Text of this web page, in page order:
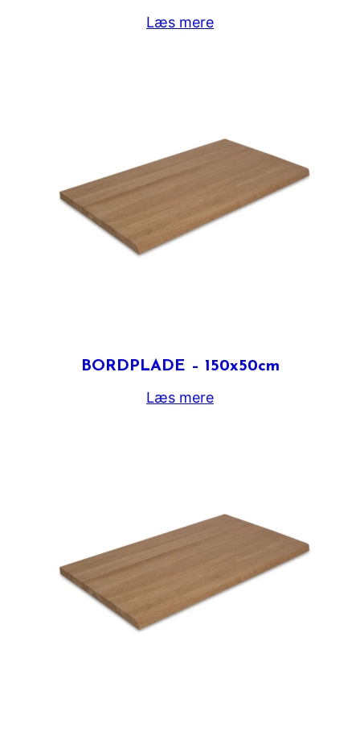
Læs mere
BORDPLADE – 150x50cm
Læs mere